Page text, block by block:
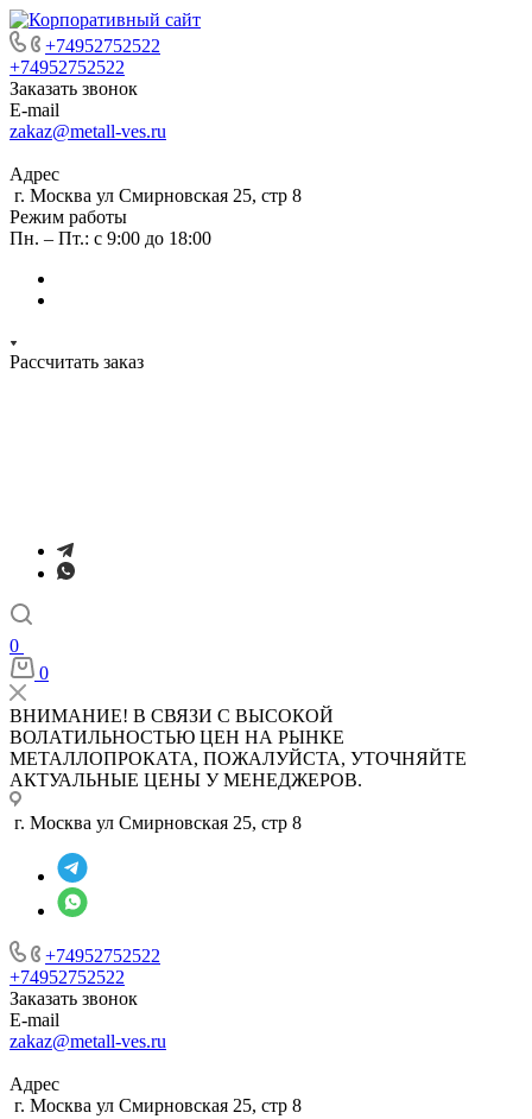
+74952752522
+74952752522
Заказать звонок
E-mail
zakaz@metall-ves.ru
Адрес
г. Москва ул Смирновская 25, стр 8
Режим работы
Пн. – Пт.: с 9:00 до 18:00
Рассчитать заказ
0
0
ВНИМАНИЕ! В СВЯЗИ С ВЫСОКОЙ
ВОЛАТИЛЬНОСТЬЮ ЦЕН НА РЫНКЕ
МЕТАЛЛОПРОКАТА, ПОЖАЛУЙСТА, УТОЧНЯЙТЕ
АКТУАЛЬНЫЕ ЦЕНЫ У МЕНЕДЖЕРОВ.
г. Москва ул Смирновская 25, стр 8
+74952752522
+74952752522
Заказать звонок
E-mail
zakaz@metall-ves.ru
Адрес
г. Москва ул Смирновская 25, стр 8